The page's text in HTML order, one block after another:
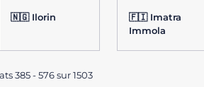
🇳🇬 Ilorin
🇫🇮 Imatra
Immola
385 - 576 sur 1503